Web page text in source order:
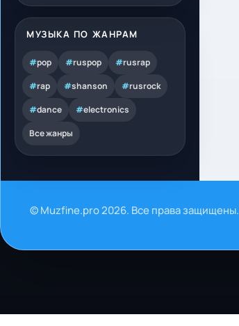
МУЗЫКА ПО ЖАНРАМ
#pop #ruspop #rusrap
#rap #shanson #rusrock
#dance #electronics
Все жанры
© Muzfine.pro 2026. Все права защищены.